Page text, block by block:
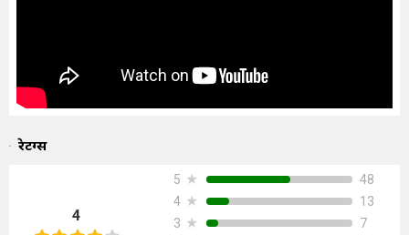
रेटिंग्स
4
5 ★
48
4 ★
13
3 ★
7